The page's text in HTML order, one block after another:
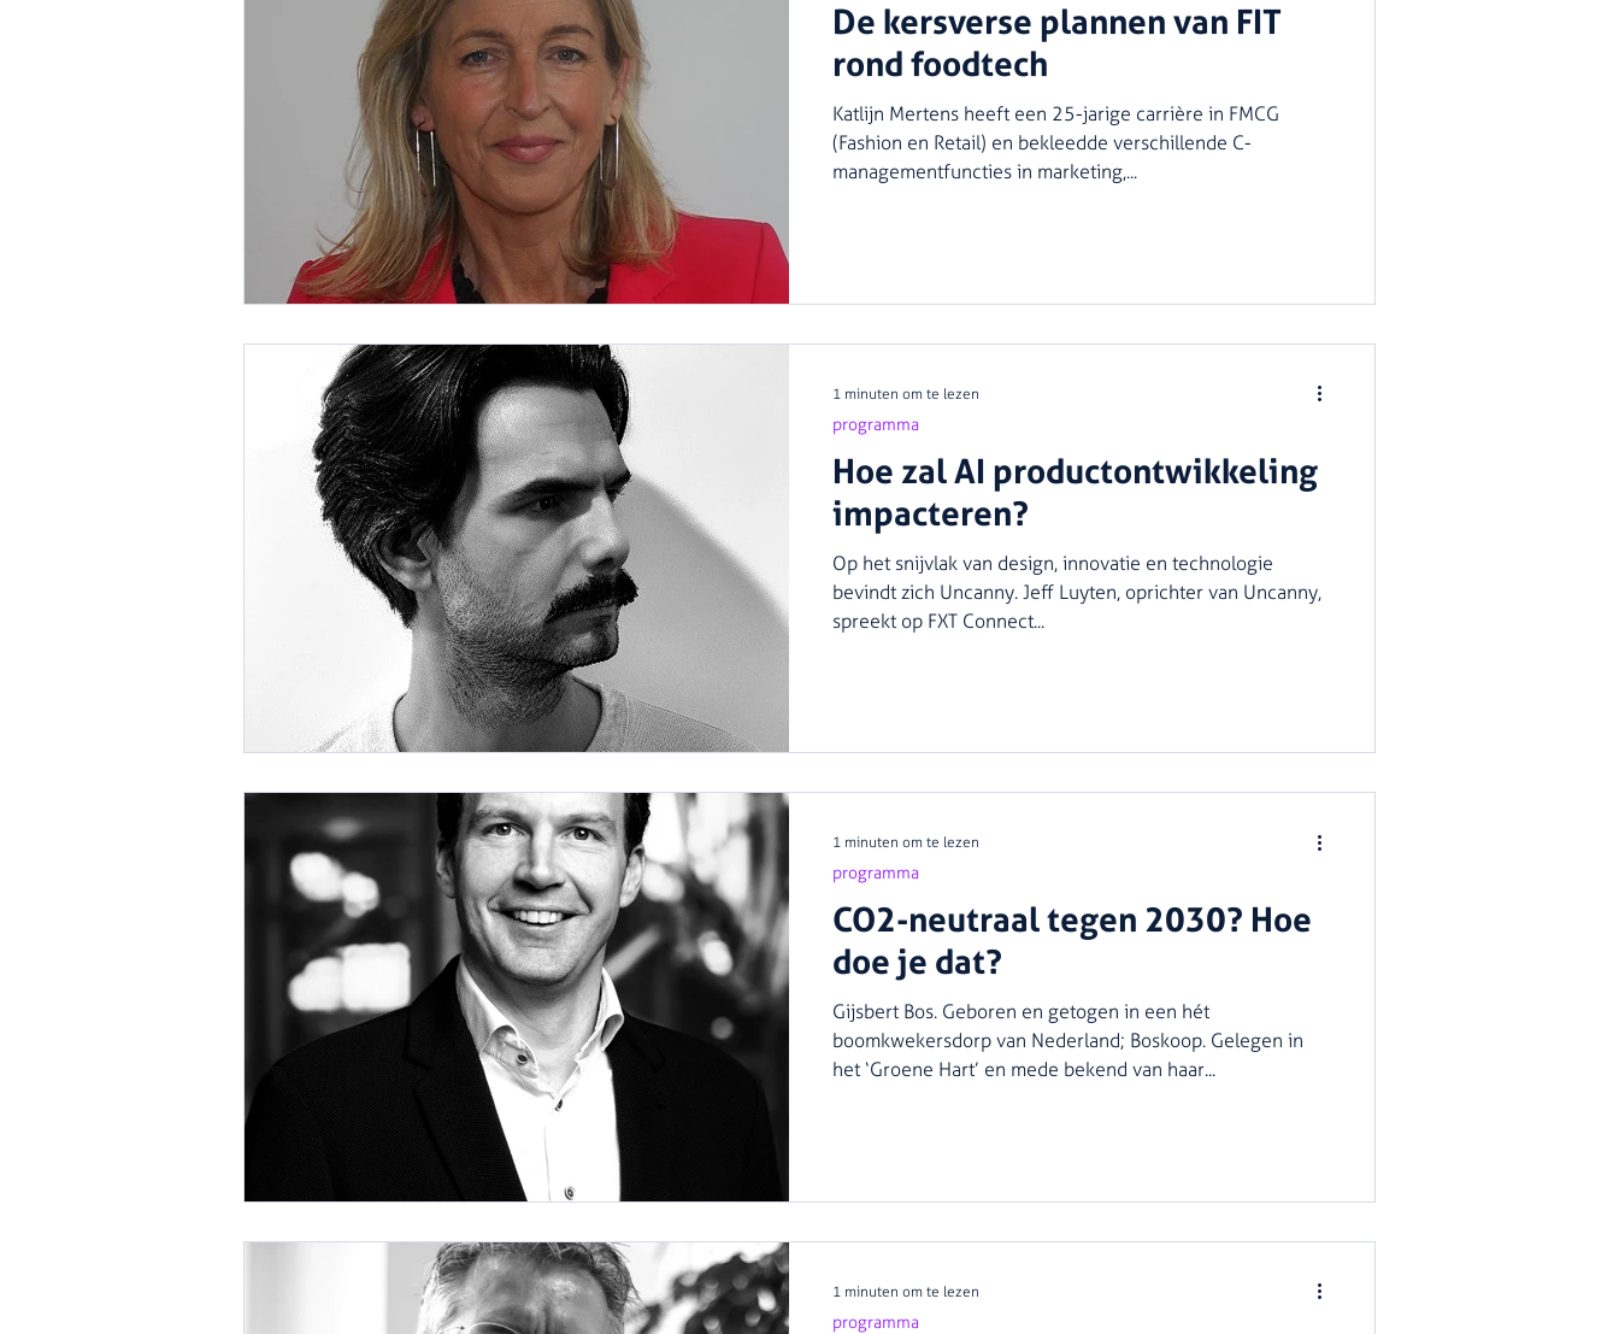
De kersverse plannen van FIT
rond foodtech
Katlijn Mertens heeft een 25-jarige carrière in FMCG
(Fashion en Retail) en bekleedde verschillende C-
managementfuncties in marketing,...
Hoe zal AI productontwikkeling
impacteren?
Op het snijvlak van design, innovatie en technologie
bevindt zich Uncanny. Jeff Luyten, oprichter van Uncanny,
spreekt op FXT Connect...
programma
1 minuten om te lezen
CO2-neutraal tegen 2030? Hoe
doe je dat?
Gijsbert Bos. Geboren en getogen in een hét
boomkwekersdorp van Nederland; Boskoop. Gelegen in
het ‘Groene Hart’ en mede bekend van haar...
programma
1 minuten om te lezen
programma
1 minuten om te lezen